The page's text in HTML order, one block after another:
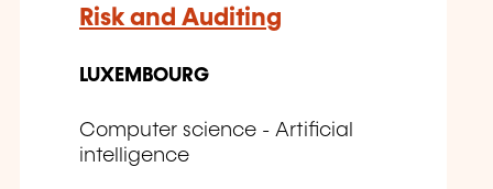
Risk and Auditing
LUXEMBOURG
Computer science - Artificial
intelligence